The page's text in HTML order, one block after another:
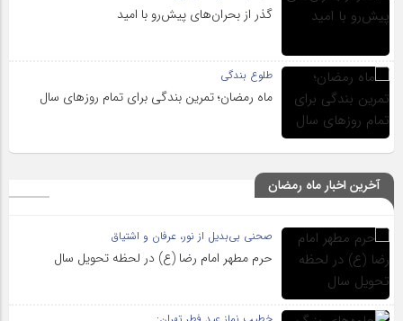
گذر از بحران‌های پیش‌رو با امید
طلوع بندگی
ماه رمضان؛ تمرین بندگی برای تمام روزهای سال
آخرین اخبار ماه رمضان
صحنی بی‌بدیل از نور، عرفان و اشتیاق
حرم مطهر امام رضا (ع) در لحظه تحویل سال